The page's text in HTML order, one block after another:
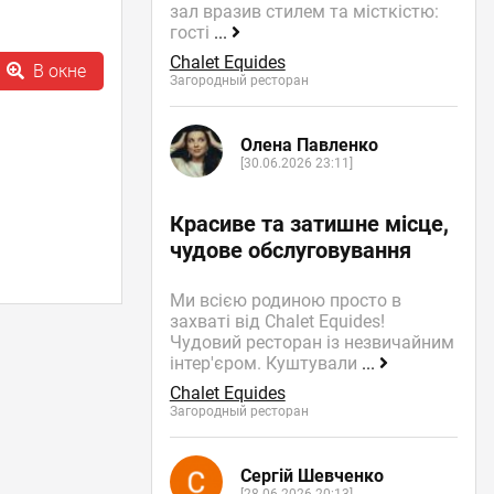
В окне
зал вразив стилем та місткістю:
гості ...
Chalet Equides
Загородный ресторан
Олена Павленко
[30.06.2026 23:11]
Красиве та затишне місце,
чудове обслуговування
Ми всією родиною просто в
захваті від Chalet Equides!
Чудовий ресторан із незвичайним
інтер'єром. Куштували ...
Chalet Equides
Загородный ресторан
Сергій Шевченко